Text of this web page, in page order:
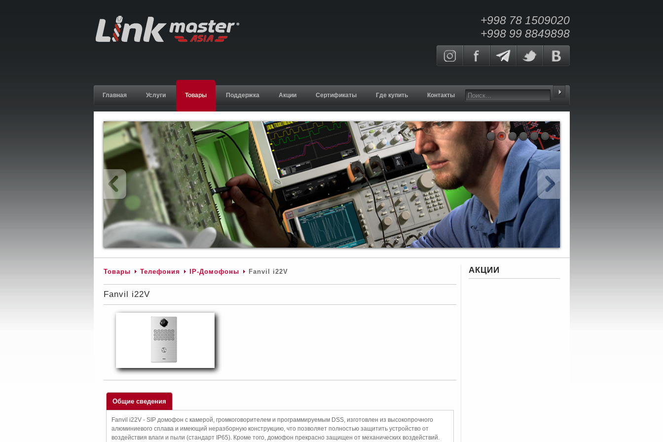
+998 78 1509020
+998 99 8849898
Главная Услуги Товары Поддержка Акции Сертификаты Где купить Контакты
Товары Телефония IP-Домофоны Fanvil i22V
Fanvil i22V
Общие сведения
Fanvil i22V - SIP домофон с камерой, громкоговорителем и программируемым DSS, изготовлен из высокопрочного
алюминиевого сплава и имеющий неразборную конструкцию, что позволяет полностью защитить устройство от
воздействия влаги и пыли (стандарт IP65). Кроме того, домофон прекрасно защищен от механических воздействий.
АКЦИИ